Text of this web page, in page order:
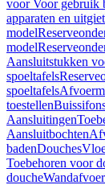
voor Voor gebruik
apparaten en
model
model
Aansluitstukken
spoeltafels
spoeltafels
toestellen
Aansluitingen
Aansluitbochten
badenDouches
Toebehoren voor
douche